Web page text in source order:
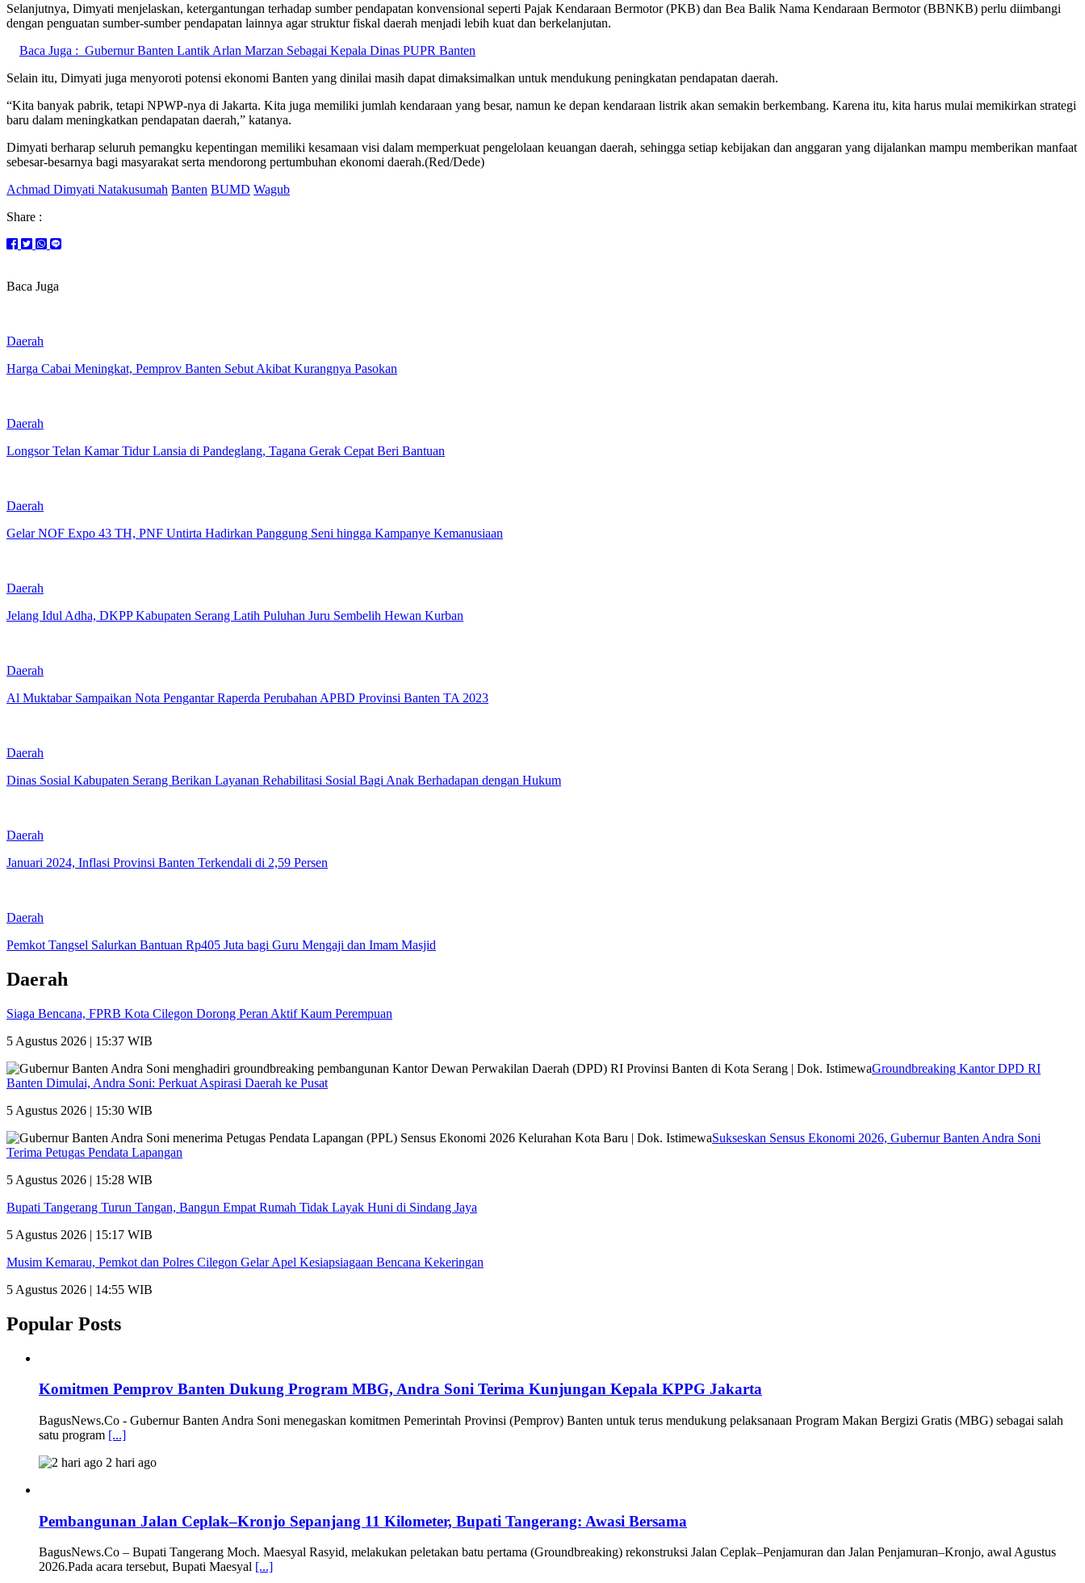
Selanjutnya, Dimyati menjelaskan, ketergantungan terhadap sumber pendapatan konvensional seperti Pajak Kendaraan Bermotor (PKB) dan Bea Balik Nama Kendaraan Bermotor (BBNKB) perlu diimbangi
dengan penguatan sumber-sumber pendapatan lainnya agar struktur fiskal daerah menjadi lebih kuat dan berkelanjutan.
Baca Juga : Gubernur Banten Lantik Arlan Marzan Sebagai Kepala Dinas PUPR Banten
Selain itu, Dimyati juga menyoroti potensi ekonomi Banten yang dinilai masih dapat dimaksimalkan untuk mendukung peningkatan pendapatan daerah.
“Kita banyak pabrik, tetapi NPWP-nya di Jakarta. Kita juga memiliki jumlah kendaraan yang besar, namun ke depan kendaraan listrik akan semakin berkembang. Karena itu, kita harus mulai memikirkan strategi
baru dalam meningkatkan pendapatan daerah,” katanya.
Dimyati berharap seluruh pemangku kepentingan memiliki kesamaan visi dalam memperkuat pengelolaan keuangan daerah, sehingga setiap kebijakan dan anggaran yang dijalankan mampu memberikan manfaat
sebesar-besarnya bagi masyarakat serta mendorong pertumbuhan ekonomi daerah.(Red/Dede)
Achmad Dimyati Natakusumah Banten BUMD Wagub
Share :
Baca Juga
Daerah
Harga Cabai Meningkat, Pemprov Banten Sebut Akibat Kurangnya Pasokan
Daerah
Longsor Telan Kamar Tidur Lansia di Pandeglang, Tagana Gerak Cepat Beri Bantuan
Daerah
Gelar NOF Expo 43 TH, PNF Untirta Hadirkan Panggung Seni hingga Kampanye Kemanusiaan
Daerah
Jelang Idul Adha, DKPP Kabupaten Serang Latih Puluhan Juru Sembelih Hewan Kurban
Daerah
Al Muktabar Sampaikan Nota Pengantar Raperda Perubahan APBD Provinsi Banten TA 2023
Daerah
Dinas Sosial Kabupaten Serang Berikan Layanan Rehabilitasi Sosial Bagi Anak Berhadapan dengan Hukum
Daerah
Januari 2024, Inflasi Provinsi Banten Terkendali di 2,59 Persen
Daerah
Pemkot Tangsel Salurkan Bantuan Rp405 Juta bagi Guru Mengaji dan Imam Masjid
Daerah
Siaga Bencana, FPRB Kota Cilegon Dorong Peran Aktif Kaum Perempuan
5 Agustus 2026 | 15:37 WIB
Groundbreaking Kantor DPD RI
Banten Dimulai, Andra Soni: Perkuat Aspirasi Daerah ke Pusat
5 Agustus 2026 | 15:30 WIB
Sukseskan Sensus Ekonomi 2026, Gubernur Banten Andra Soni
Terima Petugas Pendata Lapangan
5 Agustus 2026 | 15:28 WIB
Bupati Tangerang Turun Tangan, Bangun Empat Rumah Tidak Layak Huni di Sindang Jaya
5 Agustus 2026 | 15:17 WIB
Musim Kemarau, Pemkot dan Polres Cilegon Gelar Apel Kesiapsiagaan Bencana Kekeringan
5 Agustus 2026 | 14:55 WIB
Popular Posts
Komitmen Pemprov Banten Dukung Program MBG, Andra Soni Terima Kunjungan Kepala KPPG Jakarta
BagusNews.Co - Gubernur Banten Andra Soni menegaskan komitmen Pemerintah Provinsi (Pemprov) Banten untuk terus mendukung pelaksanaan Program Makan Bergizi Gratis (MBG) sebagai salah
satu program [...]
2 hari ago
Pembangunan Jalan Ceplak–Kronjo Sepanjang 11 Kilometer, Bupati Tangerang: Awasi Bersama
BagusNews.Co – Bupati Tangerang Moch. Maesyal Rasyid, melakukan peletakan batu pertama (Groundbreaking) rekonstruksi Jalan Ceplak–Penjamuran dan Jalan Penjamuran–Kronjo, awal Agustus
2026.Pada acara tersebut, Bupati Maesyal [...]